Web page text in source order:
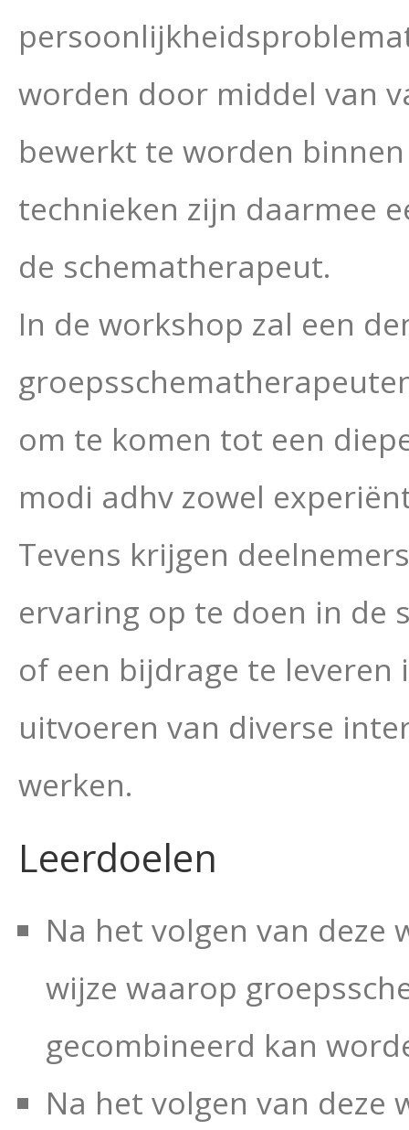
worden door middel van
bewerkt te worden
technieken zijn daarmee
de schematherapeut.
In de workshop zal een
om te komen tot een
modi adhv zowel
Tevens krijgen
ervaring op te doen in de
of een bijdrage te
uitvoeren van diverse
werken.
Leerdoelen
Na het volgen van
wijze waarop
gecombineerd kan
Na het volgen van